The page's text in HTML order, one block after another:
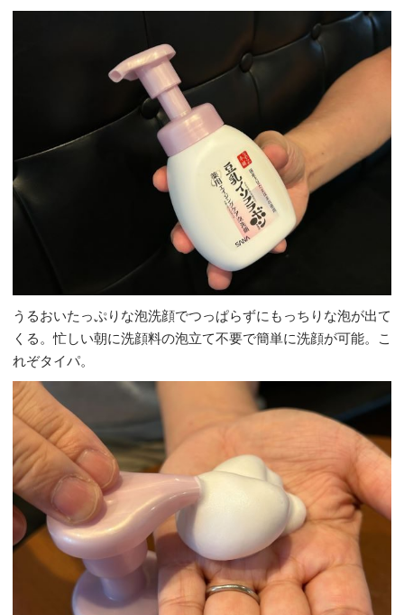
うるおいたっぷりな泡洗顔でつっぱらずにもっちりな泡が出て
くる。忙しい朝に洗顔料の泡立て不要で簡単に洗顔が可能。こ
れぞタイパ。